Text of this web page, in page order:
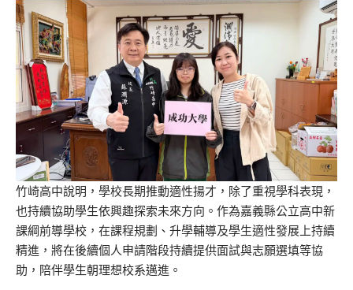
竹崎高中說明，學校長期推動適性揚才，除了重視學科表現，
也持續協助學生依興趣探索未來方向。作為嘉義縣公立高中新
課綱前導學校，在課程規劃、升學輔導及學生適性發展上持續
精進，將在後續個人申請階段持續提供面試與志願選填等協
助，陪伴學生朝理想校系邁進。